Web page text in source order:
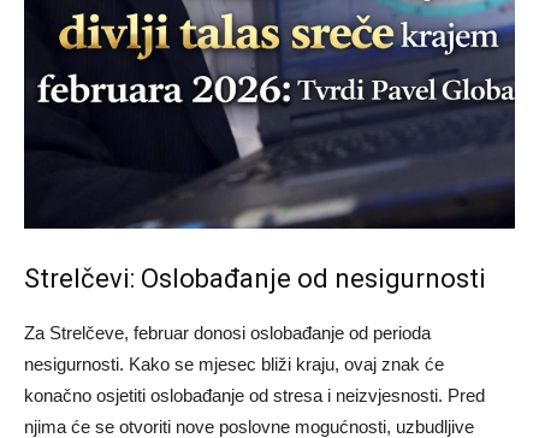
Strelčevi: Oslobađanje od nesigurnosti
Za Strelčeve, februar donosi oslobađanje od perioda
nesigurnosti. Kako se mjesec bliži kraju, ovaj znak će
konačno osjetiti oslobađanje od stresa i neizvjesnosti. Pred
njima će se otvoriti nove poslovne mogućnosti, uzbudljive